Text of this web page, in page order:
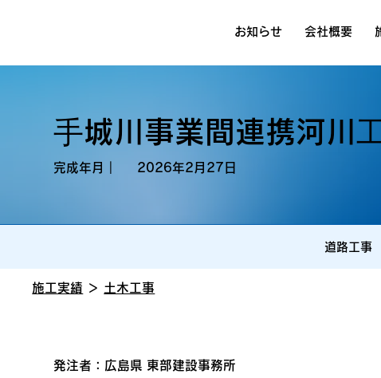
お知らせ 会社概要
⼿城川事業間連携河川
完成年月｜ 2026年2月27日
道路工事
施工実績 ＞ 土木工事
発注者：広島県 東部建設事務所